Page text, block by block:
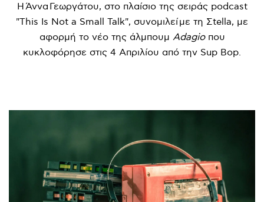
Η Άννα Γεωργάτου, στο πλαίσιο της σειράς podcast
"This Is Not a Small Talk", συνομιλεί με τη Σtella, με
αφορμή το νέο της άλμπουμ Adagioπου
κυκλοφόρησε στις 4 Απριλίου από την Sup Bop.